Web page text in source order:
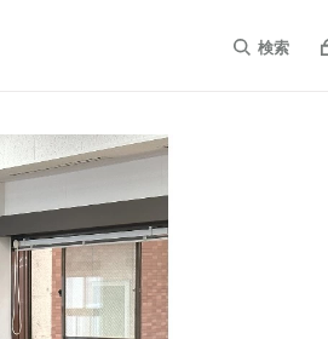
検索